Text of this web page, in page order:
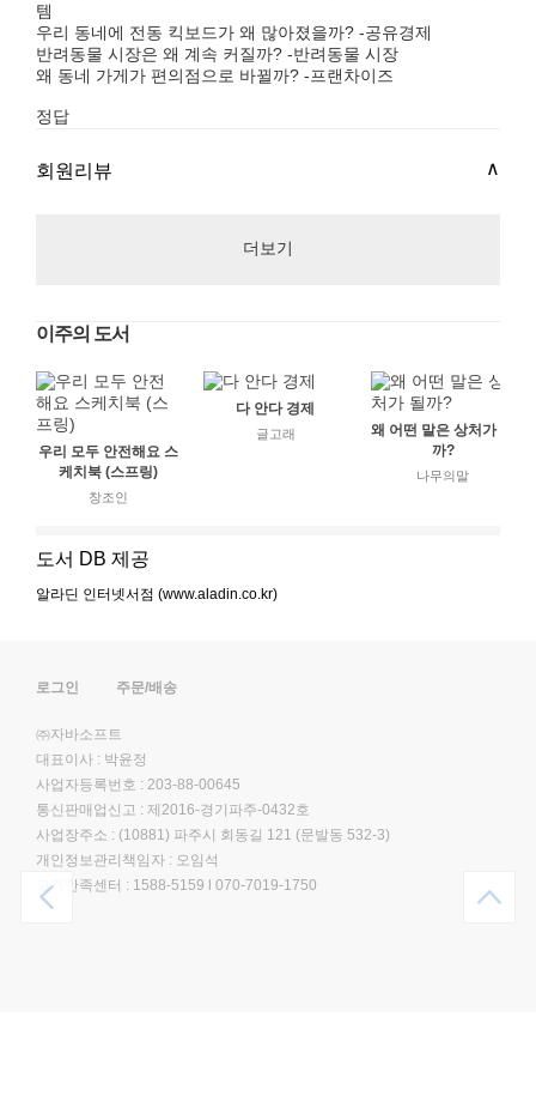
템
우리 동네에 전동 킥보드가 왜 많아졌을까? -공유경제
반려동물 시장은 왜 계속 커질까? -반려동물 시장
왜 동네 가게가 편의점으로 바뀔까? -프랜차이즈
정답
회원리뷰
더보기
이주의 도서
우리 모두 안전해요 스
케치북 (스프링)
창조인
다 안다 경제
글고래
왜 어떤 말은 상처가 될
까?
나무의말
도서 DB 제공
알라딘 인터넷서점 (www.aladin.co.kr)
로그인 주문/배송
㈜자바소프트
대표이사 : 박윤정
사업자등록번호 : 203-88-00645
통신판매업신고 : 제2016-경기파주-0432호
사업장주소 : (10881) 파주시 회동길 121 (문발동 532-3)
개인정보관리책임자 : 오임석
고객만족센터 : 1588-5159 070-7019-1750